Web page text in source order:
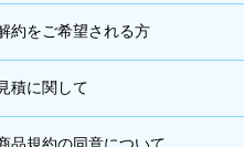
約をご希望される方
見積に関して